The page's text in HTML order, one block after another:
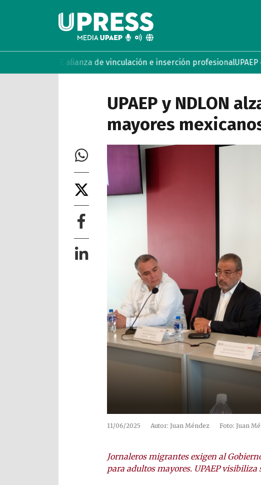
MABE alianza de vinculación e inserción profesional UPAEP estrena
UPAEP y NDLON
mayores
11/06/2025 Autor: Juan Méndez Foto: Juan
Jornaleros migrantes exigen al
para adultos mayores. UPAEP